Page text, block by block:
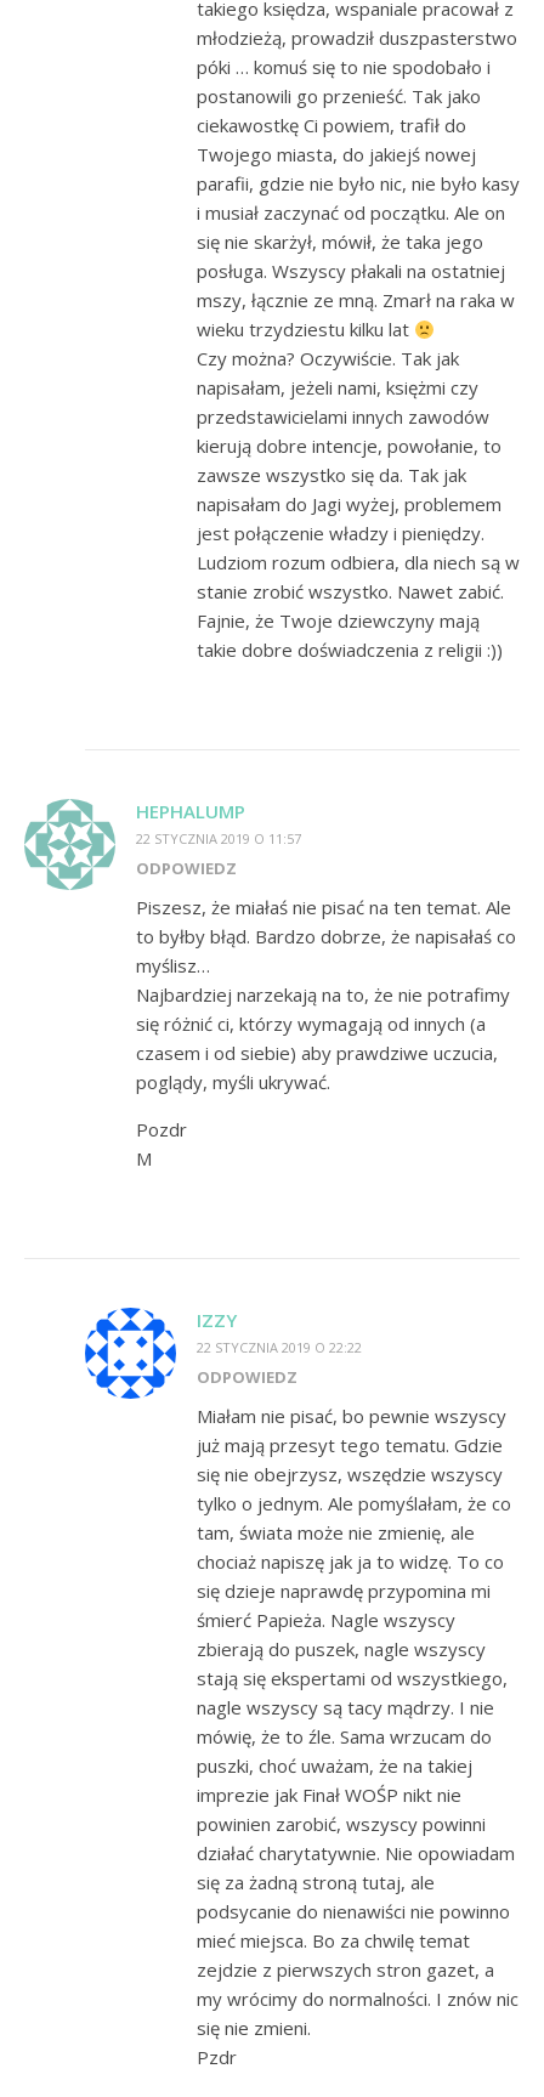
takiego księdza, wspaniale pracował z
młodzieżą, prowadził duszpasterstwo
póki … komuś się to nie spodobało i
postanowili go przenieść. Tak jako
ciekawostkę Ci powiem, trafił do
Twojego miasta, do jakiejś nowej
parafii, gdzie nie było nic, nie było kasy
i musiał zaczynać od początku. Ale on
się nie skarżył, mówił, że taka jego
posługa. Wszyscy płakali na ostatniej
mszy, łącznie ze mną. Zmarł na raka w
wieku trzydziestu kilku lat
Czy można? Oczywiście. Tak jak
napisałam, jeżeli nami, księżmi czy
przedstawicielami innych zawodów
kierują dobre intencje, powołanie, to
zawsze wszystko się da. Tak jak
napisałam do Jagi wyżej, problemem
jest połączenie władzy i pieniędzy.
Ludziom rozum odbiera, dla niech są w
stanie zrobić wszystko. Nawet zabić.
Fajnie, że Twoje dziewczyny mają
takie dobre doświadczenia z religii :))
HEPHALUMP
22 STYCZNIA 2019 O 11:57
ODPOWIEDZ
Piszesz, że miałaś nie pisać na ten temat. Ale
to byłby błąd. Bardzo dobrze, że napisałaś co
myślisz…
Najbardziej narzekają na to, że nie potrafimy
się różnić ci, którzy wymagają od innych (a
czasem i od siebie) aby prawdziwe uczucia,
poglądy, myśli ukrywać.
Pozdr
M
IZZY
22 STYCZNIA 2019 O 22:22
ODPOWIEDZ
Miałam nie pisać, bo pewnie wszyscy
już mają przesyt tego tematu. Gdzie
się nie obejrzysz, wszędzie wszyscy
tylko o jednym. Ale pomyślałam, że co
tam, świata może nie zmienię, ale
chociaż napiszę jak ja to widzę. To co
się dzieje naprawdę przypomina mi
śmierć Papieża. Nagle wszyscy
zbierają do puszek, nagle wszyscy
stają się ekspertami od wszystkiego,
nagle wszyscy są tacy mądrzy. I nie
mówię, że to źle. Sama wrzucam do
puszki, choć uważam, że na takiej
imprezie jak Finał WOŚP nikt nie
powinien zarobić, wszyscy powinni
działać charytatywnie. Nie opowiadam
się za żadną stroną tutaj, ale
podsycanie do nienawiści nie powinno
mieć miejsca. Bo za chwilę temat
zejdzie z pierwszych stron gazet, a
my wrócimy do normalności. I znów nic
się nie zmieni.
Pzdr